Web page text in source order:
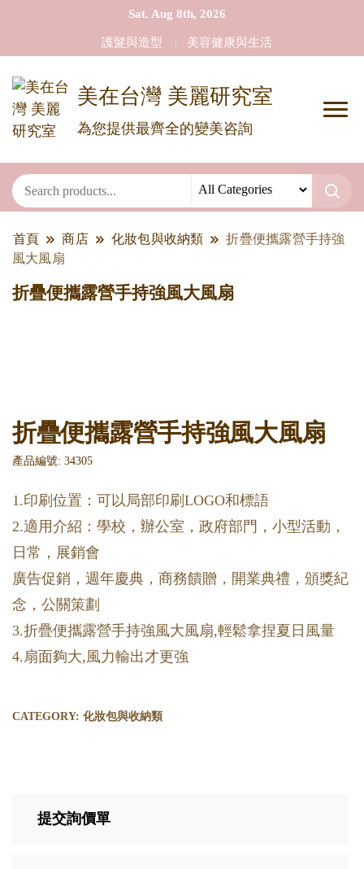
Sat. Aug 8th, 2026
護髮與造型 美容健康與生活
美在台灣 美麗研究室
為您提供最齊全的變美咨詢
首頁 商店 化妝包與收納類
折疊便攜露營手持強
風大風扇
折疊便攜露營手持強風大風扇
折疊便攜露營手持強風大風扇
產品編號: 34305
1.印刷位置：可以局部印刷LOGO和標語
2.適用介紹：學校，辦公室，政府部門，小型活動，
日常，展銷會
廣告促銷，週年慶典，商務饋贈，開業典禮，頒獎紀
念，公關策劃
3.折疊便攜露營手持強風大風扇,輕鬆拿捏夏日風量
4.扇面夠大,風力輸出才更強
CATEGORY: 化妝包與收納類
提交詢價單